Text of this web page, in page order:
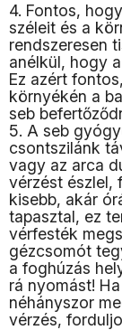
4. Fontos,
széleit és a
rendszeresen
anélkül, hogy
Ez azért
környékén a
seb
5. A seb
csontszilánk
vagy az arca
vérzést észlel,
kisebb, akár
tapasztal, ez
vérfesték
gézcsomót
a foghúzás
rá nyomást!
néhányszor
vérzés,